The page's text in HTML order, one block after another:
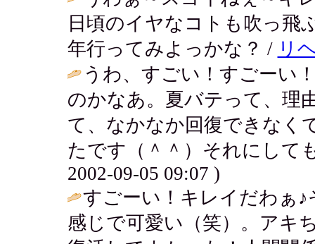
日頃のイヤなコトも吹っ飛
年行ってみよっかな？ / リ
うわ、すごい！すごーい
のかなあ。夏バテって、理
て、なかなか回復できなく
たです（＾＾）それにして
2002-09-05 09:07 )
すごーい！キレイだわぁ
感じで可愛い（笑）。アキ